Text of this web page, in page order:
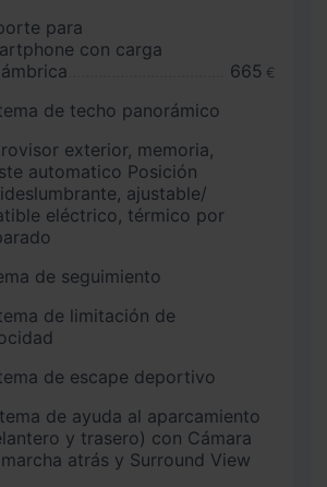
para
con carga
665 €
de techo panorámico
exterior, memoria,
automatico Posición
ajustable/
eléctrico, térmico por
de seguimiento
de limitación de
de escape deportivo
de ayuda al aparcamiento
y trasero) con Cámara
atrás y Surround View